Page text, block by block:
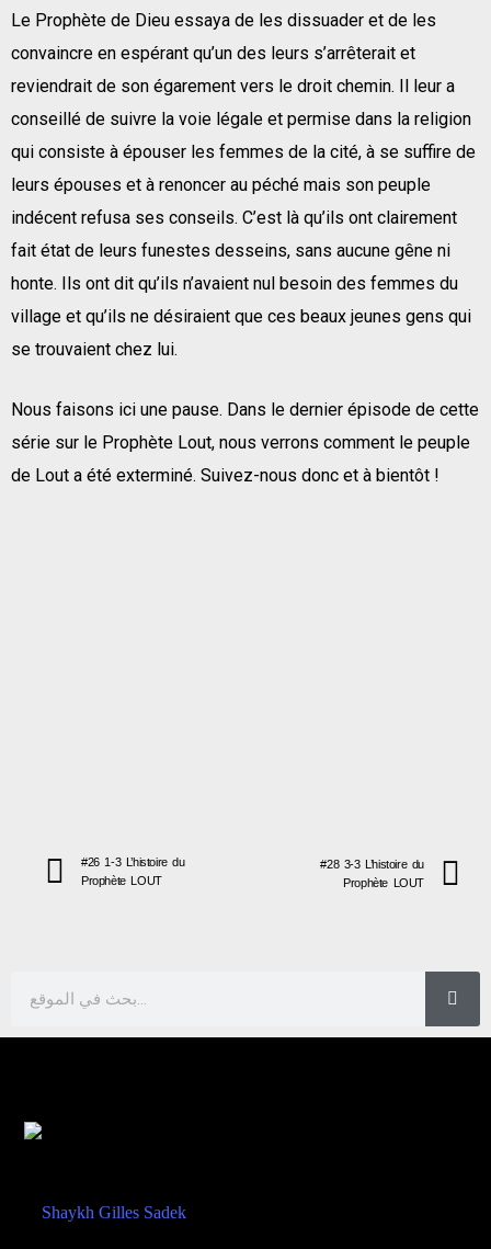
Le Prophète de Dieu essaya de les dissuader et de les
convaincre en espérant qu’un des leurs s’arrêterait et
reviendrait de son égarement vers le droit chemin. Il leur a
conseillé de suivre la voie légale et permise dans la religion
qui consiste à épouser les femmes de la cité, à se suffire de
leurs épouses et à renoncer au péché mais son peuple
indécent refusa ses conseils. C’est là qu’ils ont clairement
fait état de leurs funestes desseins, sans aucune gêne ni
honte. Ils ont dit qu’ils n’avaient nul besoin des femmes du
village et qu’ils ne désiraient que ces beaux jeunes gens qui
se trouvaient chez lui.
Nous faisons ici une pause. Dans le dernier épisode de cette
série sur le Prophète Lout, nous verrons comment le peuple
de Lout a été exterminé. Suivez-nous donc et à bientôt !
#26 1-3 L’histoire du
Prophète LOUT
#28 3-3 L’histoire du
Prophète LOUT